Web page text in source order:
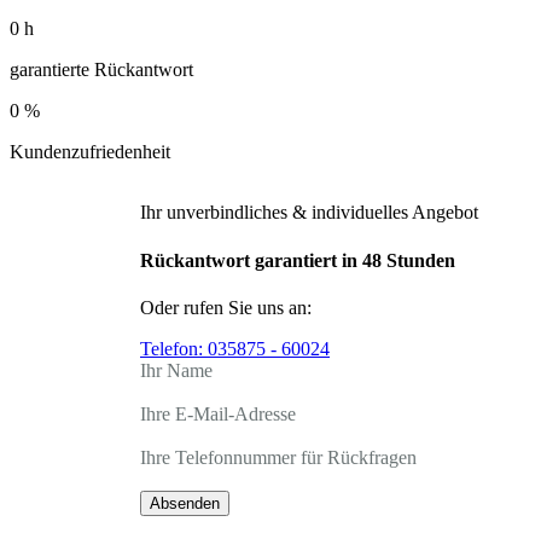
0 h
garantierte Rückantwort
0 %
Kundenzufriedenheit
Ihr unverbindliches & individuelles Angebot
Rückantwort garantiert in 48 Stunden
Oder rufen Sie uns an:
Telefon: 035875 - 60024
Ihr Name
Ihre E-Mail-Adresse
Ihre Telefonnummer für Rückfragen
Absenden